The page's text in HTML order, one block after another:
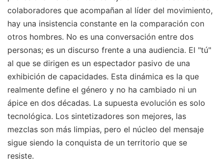
colaboradores que acompañan al líder del movimiento,
hay una insistencia constante en la comparación con
otros hombres. No es una conversación entre dos
personas; es un discurso frente a una audiencia. El "tú"
al que se dirigen es un espectador pasivo de una
exhibición de capacidades. Esta dinámica es la que
realmente define el género y no ha cambiado ni un
ápice en dos décadas. La supuesta evolución es solo
tecnológica. Los sintetizadores son mejores, las
mezclas son más limpias, pero el núcleo del mensaje
sigue siendo la conquista de un territorio que se
resiste.